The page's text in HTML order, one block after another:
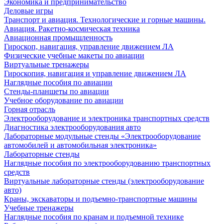
Экономика и предпринимательство
Деловые игры
Транспорт и авиация. Технологические и горные машины.
Авиация. Ракетно-космическая техника
Авиационная промышленность
Гироскоп, навигация, управление движением ЛА
Физические учебные макеты по авиации
Виртуальные тренажеры
Гироскопия, навигация и управление движением ЛА
Наглядные пособия по авиации
Стенды-планшеты по авиации
Учебное оборудование по авиации
Горная отрасль
Электрооборудование и электроника транспортных средств
Диагностика электрооборудования авто
Лабораторные модульные стенды «Электрооборудование
автомобилей и автомобильная электроника»
Лабораторные стенды
Наглядные пособия по электрооборудованию транспортных
средств
Виртуальные лабораторные стенды (электрооборудование
авто)
Краны, экскаваторы и подъемно-транспортные машины
Учебные тренажеры
Наглядные пособия по кранам и подъемной технике